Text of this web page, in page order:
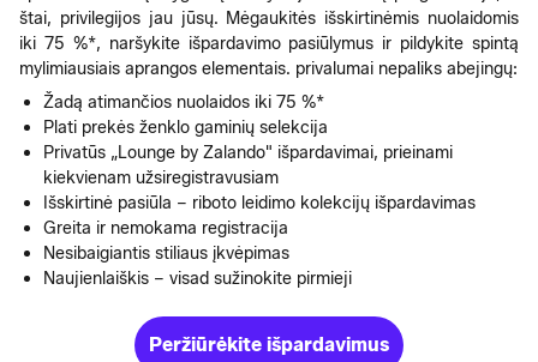
štai, privilegijos jau jūsų. Mėgaukitės išskirtinėmis nuolaidomis
iki 75 %*, naršykite išpardavimo pasiūlymus ir pildykite spintą
mylimiausiais aprangos elementais. privalumai nepaliks abejingų:
Žadą atimančios nuolaidos iki 75 %*
Plati prekės ženklo gaminių selekcija
Privatūs „Lounge by Zalando" išpardavimai, prieinami
kiekvienam užsiregistravusiam
Išskirtinė pasiūla – riboto leidimo kolekcijų išpardavimas
Greita ir nemokama registracija
Nesibaigiantis stiliaus įkvėpimas
Naujienlaiškis – visad sužinokite pirmieji
Peržiūrėkite išpardavimus